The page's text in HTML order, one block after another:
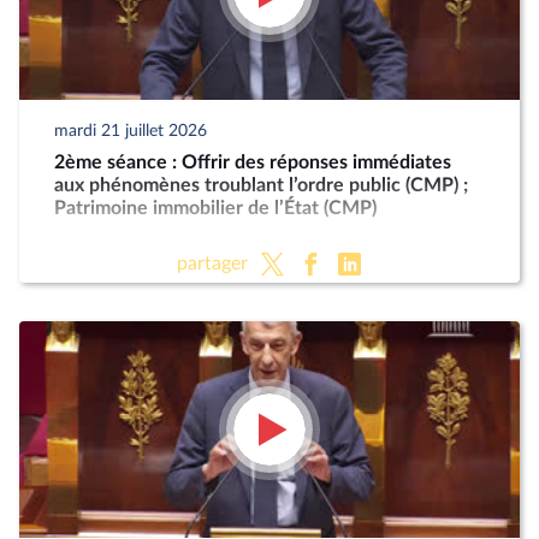
mardi 21 juillet 2026
2ème séance : Offrir des réponses immédiates
aux phénomènes troublant l’ordre public (CMP) ;
Patrimoine immobilier de l’État (CMP)
partager